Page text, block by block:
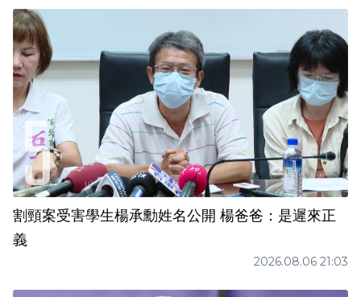
割頸案受害學生楊承勳姓名公開 楊爸爸：是遲來正
義
2026.08.06 21:03